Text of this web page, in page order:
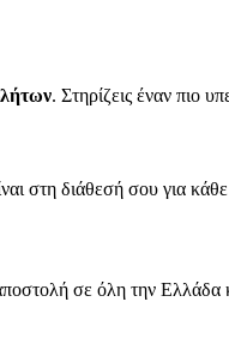
. Στηρίζεις έναν πιο
στη διάθεσή σου για
σε όλη την Ελλάδα